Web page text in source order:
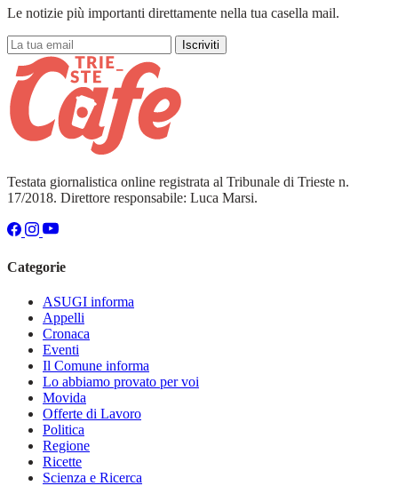
Le notizie più importanti direttamente nella tua casella mail.
Iscriviti
Testata giornalistica online registrata al Tribunale di Trieste n.
17/2018. Direttore responsabile: Luca Marsi.
Categorie
ASUGI informa
Appelli
Cronaca
Eventi
Il Comune informa
Lo abbiamo provato per voi
Movida
Offerte di Lavoro
Politica
Regione
Ricette
Scienza e Ricerca